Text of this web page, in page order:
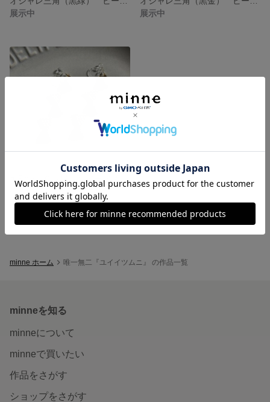
展示中
展示中
可愛い三角（黒銀）ビーズステッチ ピアス・イヤリング
展示中
minne ホーム 唯一無二『ユイイツムニ』 の作品一覧
minneを知る
minneについて
minneで買いたい
作品をさがす
ショップをさがす